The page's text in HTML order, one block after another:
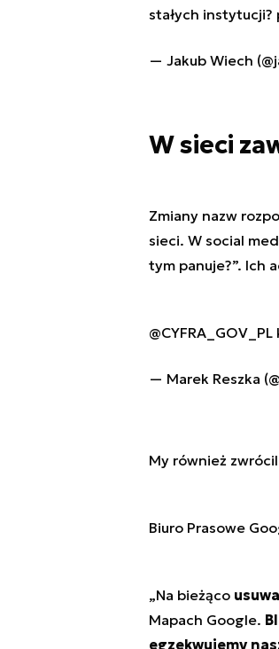
stałych instytucji?
— Jakub Wiech
W sieci
Zmiany nazw
sieci. W social
tym panuje?”. Ich
@CYFRA_GOV_PL
— Marek Reszka
My również
Biuro Prasowe
„Na bieżąco
Mapach Google.
egzekwujemy